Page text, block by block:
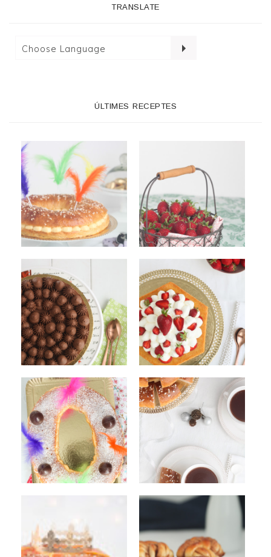
TRANSLATE
ÚLTIMES RECEPTES